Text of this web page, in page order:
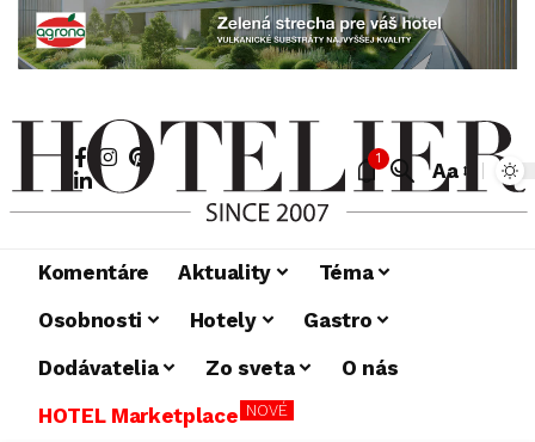
1
Aa
Komentáre Aktuality
Téma
Osobnosti
Hotely
Gastro
Dodávatelia
Zo sveta
O nás
HOTEL Marketplace NOVÉ